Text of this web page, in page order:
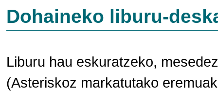
Dohaineko liburu-
Liburu hau eskuratzeko,
(Asteriskoz markatutako